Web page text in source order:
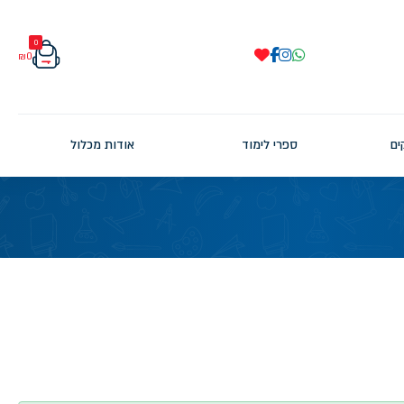
0
₪0
ספרי לימוד אודות מכלול